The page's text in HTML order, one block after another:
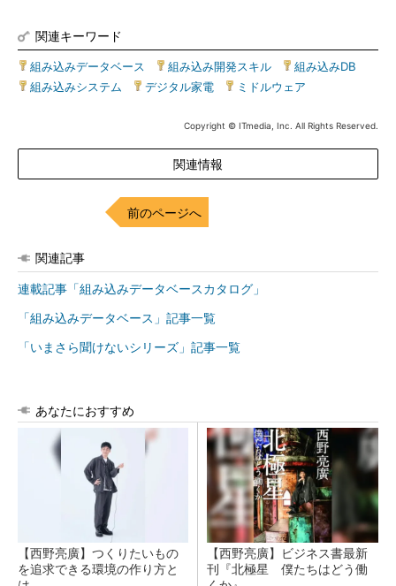
関連キーワード
組み込みデータベース 組み込み開発スキル 組み込みDB
組み込みシステム
デジタル家電 ミドルウェア
Copyright © ITmedia, Inc. All Rights Reserved.
関連情報
前のページへ
関連記事
連載記事「組み込みデータベースカタログ」
「組み込みデータベース」記事一覧
「いまさら聞けないシリーズ」記事一覧
あなたにおすすめ
【西野亮廣】つくりたいもの
を追求できる環境の作り方と
【西野亮廣】ビジネス書最新
刊『北極星 僕たちはどう働